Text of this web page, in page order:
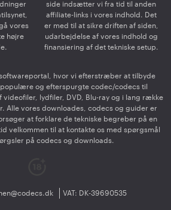
vores
højre
side indsætter vi fra tid til anden
affiliate-links i vores indhold. Det
er med til at sikre driften af siden,
udarbejdelse af vores indhold og
finansiering af det tekniske setup.
hvor vi efterstræber at tilbyde
og efterspurgte codec/codecs til
lydfiler, DVD, Blu-ray og i lang række
Alle vores downloades, codecs og guider er
at forklare de tekniske begreber på en
velkommen til at kontakte os med spørgsmål
på codecs og downloads.
VAT: DK-39690535